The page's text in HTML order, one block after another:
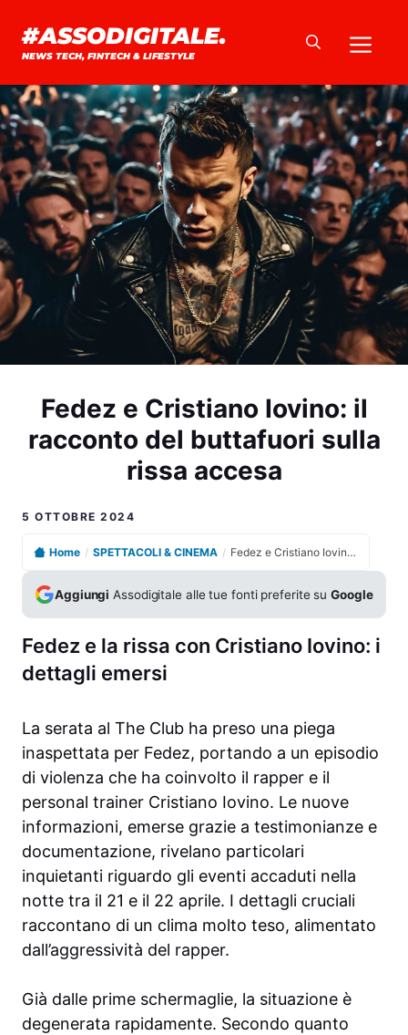
contenuto
#ASSODIGITALE.
NEWS TECH, FINTECH & LIFESTYLE
Fedez e Cristiano Iovino: il
racconto del buttafuori sulla
rissa accesa
5 OTTOBRE 2024
Home / SPETTACOLI & CINEMA / Fedez e Cristiano Iovino: il racconto del buttafuori sulla rissa accesa
Aggiungi Assodigitale alle tue fonti preferite suGoogle
Fedez e la rissa con Cristiano Iovino: i
dettagli emersi
La serata al The Club ha preso una piega
inaspettata per Fedez, portando a un episodio
di violenza che ha coinvolto il rapper e il
personal trainer Cristiano Iovino. Le nuove
informazioni, emerse grazie a testimonianze e
documentazione, rivelano particolari
inquietanti riguardo gli eventi accaduti nella
notte tra il 21 e il 22 aprile. I dettagli cruciali
raccontano di un clima molto teso, alimentato
dall’aggressività del rapper.
Già dalle prime schermaglie, la situazione è
degenerata rapidamente. Secondo quanto